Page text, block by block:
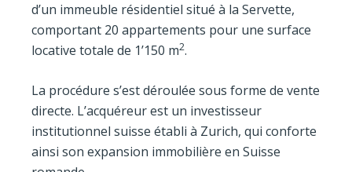
d’un immeuble résidentiel situé à la Servette,
comportant 20 appartements pour une surface
locative totale de 1’150 m2.
La procédure s’est déroulée sous forme de vente
directe. L’acquéreur est un investisseur
institutionnel suisse établi à Zurich, qui conforte
ainsi son expansion immobilière en Suisse